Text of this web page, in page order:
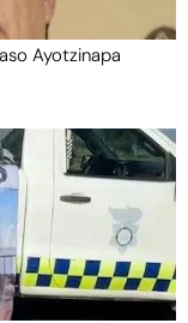
Ayotzinapa